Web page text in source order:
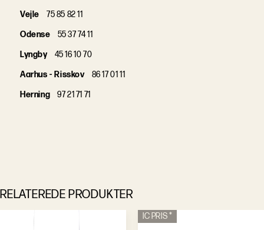
Vejle
75 85 82 11
Odense
55 37 74 11
Lyngby
45 16 10 70
Aarhus - Risskov
86 17 01 11
Herning
97 21 71 71
RELATEREDE PRODUKTER
IC PRIS *